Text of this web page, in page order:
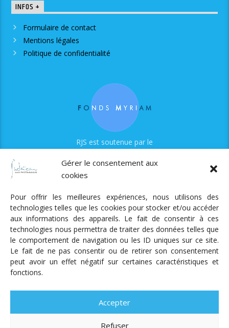
Gérer le consentement aux
cookies
Pour offrir les meilleures expériences, nous utilisons des
technologies telles que les cookies pour stocker et/ou accéder
aux informations des appareils. Le fait de consentir à ces
technologies nous permettra de traiter des données telles que
le comportement de navigation ou les ID uniques sur ce site.
Le fait de ne pas consentir ou de retirer son consentement
peut avoir un effet négatif sur certaines caractéristiques et
fonctions.
Accepter
Refuser
INFOS +
Formulaire de contact
Mentions légales
Politique de confidentialité
RJS est soutenue par le
Radio Judaica Strasbourg
Tous droits réservés
RADIO JUDAÏCA
ÉMISSIONS ET GRILLE DES PROGRAMMES
PODCASTS
UN DON
ADHÉRER MENTIONS LÉGALES
RÉAL.